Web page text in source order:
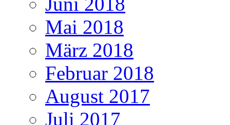
Mai 2018
März 2018
Februar 2018
August 2017
Juli 2017